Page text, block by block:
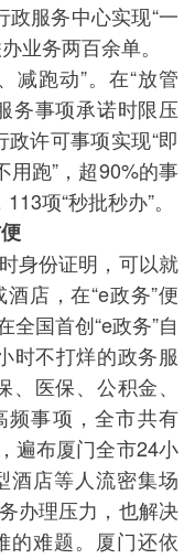
服务中心实现“一
业务两百余单。
跑动”。在“放管
务事项承诺时限压
许可事项实现“即
用跑”，超90%的事
项“秒批秒办”。
份证明，可以就
店，在“e政务”便
国首创“e政务”自
时不打烊的政务服
医保、公积金、
频事项，全市共有
遍布厦门全市24小
酒店等人流密集场
办理压力，也解决
的难题。厦门还依